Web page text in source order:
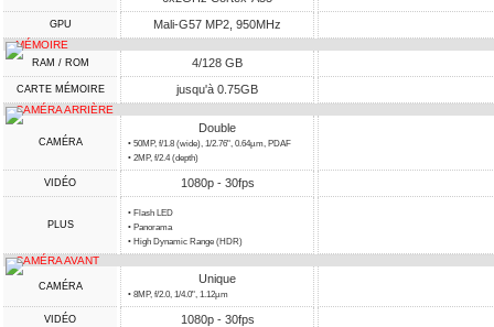
GPU Mali-G57 MP2, 950MHz
MÉMOIRE
RAM / ROM 4/128 GB
CARTE MÉMOIRE jusqu'à 0.75GB
CAMÉRA ARRIÈRE
CAMÉRA
Double
• 50MP, f/1.8 (wide), 1/2.76", 0.64µm, PDAF
• 2MP, f/2.4 (depth)
VIDÉO 1080p - 30fps
PLUS
• Flash LED
• Panorama
• High Dynamic Range (HDR)
CAMÉRA AVANT
CAMÉRA
Unique
• 8MP, f/2.0, 1/4.0", 1.12µm
VIDÉO 1080p - 30fps